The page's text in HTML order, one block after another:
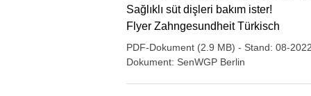
Sağlıklı süt dişleri bakım ister!
Flyer Zahngesundheit Türkisch
PDF-Dokument (2.9 MB) - Stand: 08-2022
Dokument: SenWGP Berlin